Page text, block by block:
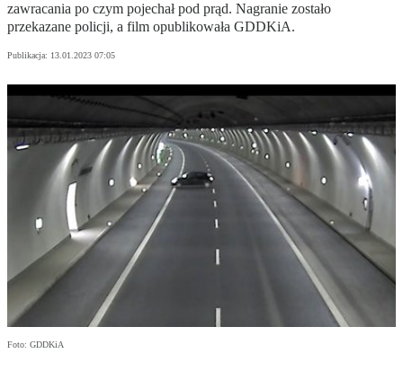
zawracania po czym pojechał pod prąd. Nagranie zostało
przekazane policji, a film opublikowała GDDKiA.
Publikacja: 13.01.2023 07:05
Foto: GDDKiA